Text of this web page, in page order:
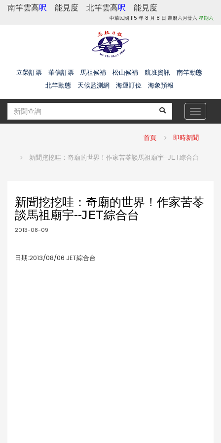
南竿雲高呎 能見度 北竿雲高呎 能見度
中華民國 115 年 8 月 8 日 農曆六月廿六 星期六
立榮訂票 華信訂票 馬祖候補 松山候補 航班資訊
南竿動態
北竿動態
天候監測網 海運訂位 海象預報
Toggle
首頁 即時新聞
新聞挖挖哇：奇廟的世界！作家苦苓談馬祖廟宇--JET綜合台
新聞挖挖哇：奇廟的世界！作家苦苓
談馬祖廟宇--JET綜合台
2013-08-09
日期:2013/08/06 JET綜合台